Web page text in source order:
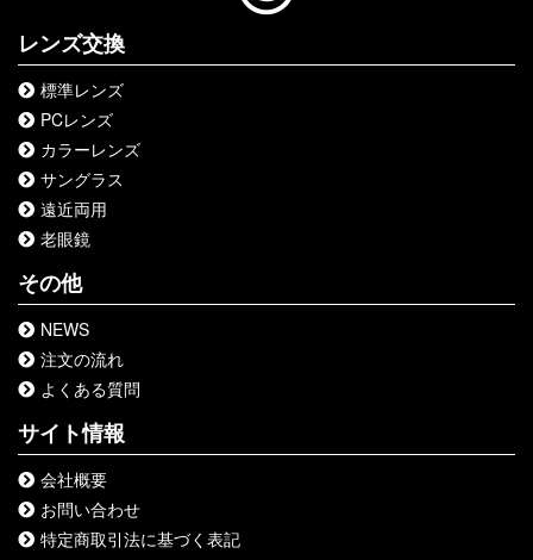
レンズ交換
標準レンズ
PCレンズ
カラーレンズ
サングラス
遠近両用
老眼鏡
その他
NEWS
注文の流れ
よくある質問
サイト情報
会社概要
お問い合わせ
特定商取引法に基づく表記